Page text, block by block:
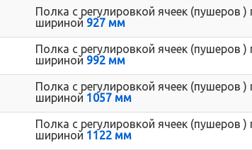
Полка с регулировкой ячеек (пушеров
шириной 927 мм
Полка с регулировкой ячеек (пушеров
шириной 992 мм
Полка с регулировкой ячеек (пушеров
шириной 1057 мм
Полка с регулировкой ячеек (пушеров
шириной 1122 мм